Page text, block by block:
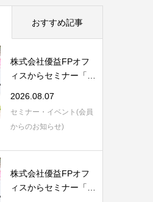
おすすめ記事
株式会社優益FPオフ
ィスからセミナー「F
2026.08.07
セミナー・イベント(会員
からのお知らせ)
株式会社優益FPオフ
ィスからセミナー「生